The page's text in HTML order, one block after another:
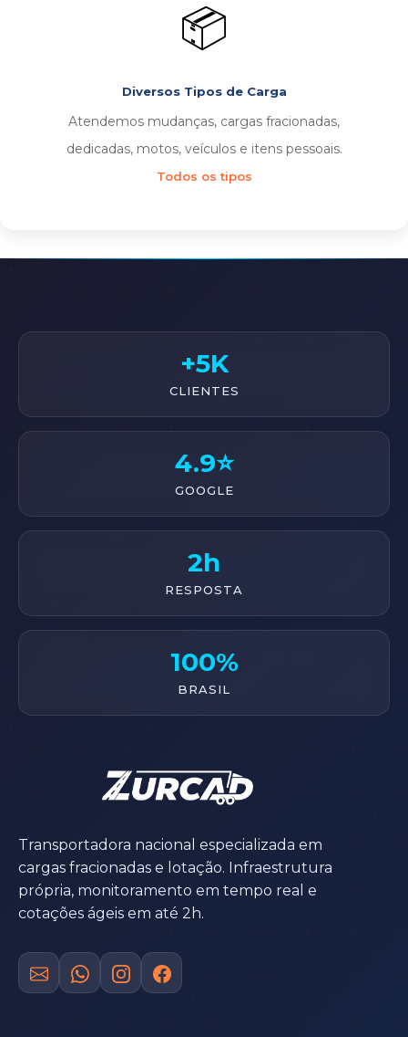
📦
Diversos Tipos de Carga
Atendemos mudanças, cargas fracionadas,
dedicadas, motos, veículos e itens pessoais.
Todos os tipos
+5K
CLIENTES
4.9⭐
GOOGLE
2h
RESPOSTA
100%
BRASIL
Transportadora nacional especializada em
cargas fracionadas e lotação. Infraestrutura
própria, monitoramento em tempo real e
cotações ágeis em até 2h.